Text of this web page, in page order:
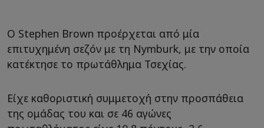
O Stephen Brown προέρχεται από μία
επιτυχημένη σεζόν με τη Nymburk, με την οποία
κατέκτησε το πρωτάθλημα Τσεχίας.
Είχε καθοριστική συμμετοχή στην προσπάθεια
της ομάδας του και σε 46 αγώνες